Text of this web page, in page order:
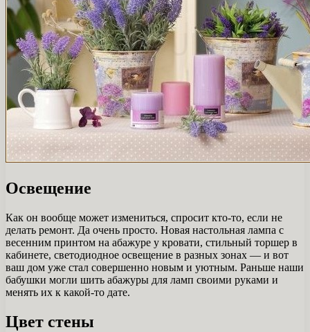
Освещение
Как он вообще может измениться, спросит кто-то, если не
делать ремонт. Да очень просто. Новая настольная лампа с
весенним принтом на абажуре у кровати, стильный торшер в
кабинете, светодиодное освещение в разных зонах — и вот
ваш дом уже стал совершенно новым и уютным. Раньше наши
бабушки могли шить абажуры для ламп своими руками и
менять их к какой-то дате.
Цвет стены